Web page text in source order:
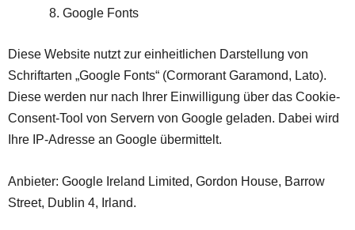
Google Fonts
Diese Website nutzt zur einheitlichen Darstellung von
Schriftarten „Google Fonts“ (Cormorant Garamond, Lato).
Diese werden nur nach Ihrer Einwilligung über das Cookie-
Consent-Tool von Servern von Google geladen. Dabei wird
Ihre IP-Adresse an Google übermittelt.
Anbieter: Google Ireland Limited, Gordon House, Barrow
Street, Dublin 4, Irland.